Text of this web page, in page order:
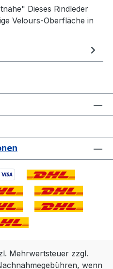
Dieses Rindleder
Velours-Oberfläche in
Mehrwertsteuer zzgl.
wenn